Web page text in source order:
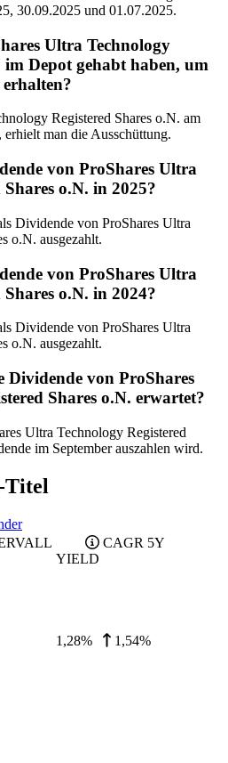
30.09.2025 und 01.07.2025.
Ultra Technology
im Depot gehabt haben, um
Registered Shares o.N. am
man die Ausschüttung.
von ProShares Ultra
o.N. in 2025?
Dividende von ProShares Ultra
o.N. ausgezahlt.
von ProShares Ultra
o.N. in 2024?
Dividende von ProShares Ultra
o.N. ausgezahlt.
Dividende von ProShares
Shares o.N. erwartet?
Ultra Technology Registered
im September auszahlen wird.
Titel
YIELD
CAGR 5Y
1,28% 1,54%